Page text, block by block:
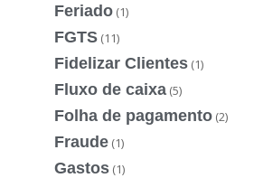
Feriado (1)
FGTS (11)
Fidelizar Clientes (1)
Fluxo de caixa (5)
Folha de pagamento (2)
Fraude (1)
Gastos (1)